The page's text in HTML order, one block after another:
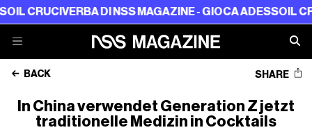
DI NSS MAGAZINE - GIOCA ADESSOIL
BACK SHARE
In China verwendet Generation Z jetzt
traditionelle Medizin in Cocktails